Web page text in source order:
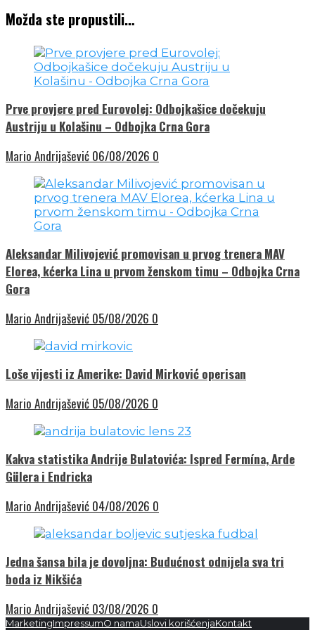
Možda ste propustili…
Prve provjere pred Eurovolej: Odbojkašice dočekuju
Austriju u Kolašinu – Odbojka Crna Gora
Mario Andrijašević 06/08/2026 0
Aleksandar Milivojević promovisan u prvog trenera MAV
Elorea, kćerka Lina u prvom ženskom timu – Odbojka Crna
Gora
Mario Andrijašević 05/08/2026 0
Loše vijesti iz Amerike: David Mirković operisan
Mario Andrijašević 05/08/2026 0
Kakva statistika Andrije Bulatovića: Ispred Fermína, Arde
Gülera i Endricka
Mario Andrijašević 04/08/2026 0
Jedna šansa bila je dovoljna: Budućnost odnijela sva tri
boda iz Nikšića
Mario Andrijašević 03/08/2026 0
MarketingImpressumO namaUslovi korišćenjaKontakt